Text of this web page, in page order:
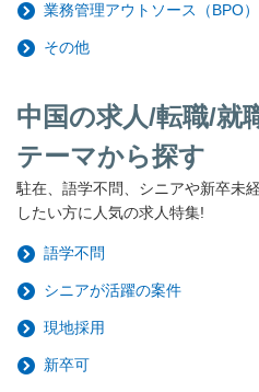
業務管理アウトソース（BPO）
その他
中国の求人/転職/就
テーマから探す
駐在、語学不問、シニアや新卒未
したい方に人気の求人特集!
語学不問
シニアが活躍の案件
現地採用
新卒可